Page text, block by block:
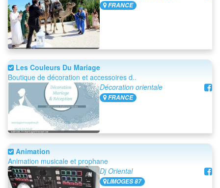
FRANCE
Les Couleurs Du Mariage
Boutique de décoration et accessoires d..
Décoration orientale
FRANCE
Animation
Animation musicale et prophane
Dj Oriental
LIMOGES 87